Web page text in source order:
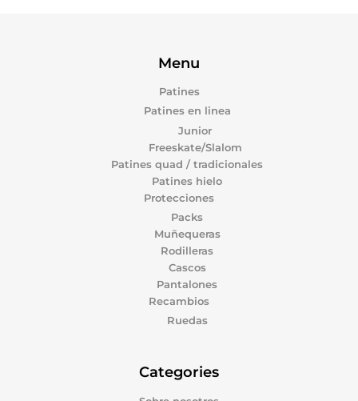
Menu
Patines
Patines en linea
Junior
Freeskate/Slalom
Patines quad / tradicionales
Patines hielo
Protecciones
Packs
Muñequeras
Rodilleras
Cascos
Pantalones
Recambios
Ruedas
Categories